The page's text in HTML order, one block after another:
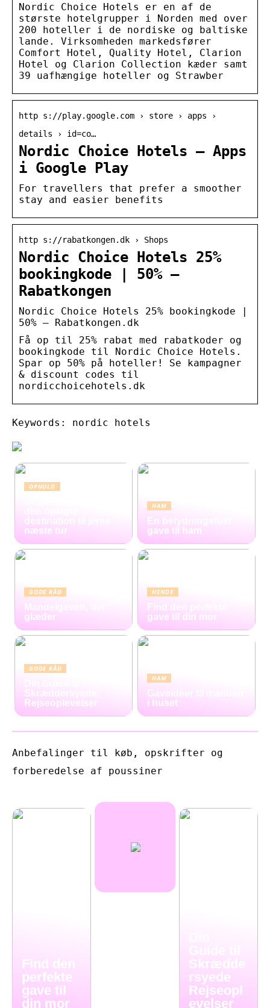
Nordic Choice Hotels er en af de
største hotelgrupper i Norden med over
200 hoteller i de nordiske og baltiske
lande. Virksomheden markedsfører
Comfort Hotel, Quality Hotel, Clarion
Hotel og Clarion Collection kæder samt
39 uafhængige hoteller og Strawber
http s://play.google.com › store › apps ›
details › id=co…
Nordic Choice Hotels – Apps
i Google Play
For travellers that prefer a smoother
stay and easier benefits
http s://rabatkongen.dk › Shops
Nordic Choice Hotels 25%
bookingkode | 50% –
Rabatkongen
Nordic Choice Hotels 25% bookingkode |
50% – Rabatkongen.dk
Få op til 25% rabat med rabatkoder og
bookingkode til Nordic Choice Hotels.
Spar op 50% på hoteller! Se kampagner
& discount codes til
nordicchoicehotels.dk
Keywords: nordic hotels
OPHOLD
destination til jeres
næste tur
HAM
En betydningsfuld
gave til ham
GODE RÅD
Mandelgaven, der
glæder
HENDE
Find den perfekte
gave til din mor
GODE RÅD
Skræddersyede
Rejseoplevelser
HAM
Gaveidéer til manden
i huset
Anbefalinger til køb, opskrifter og
forberedelse af poussiner
Find den
perfekte
gave til
din mor
Guide til
Skrædde
rsyede
Rejseopl
evelser